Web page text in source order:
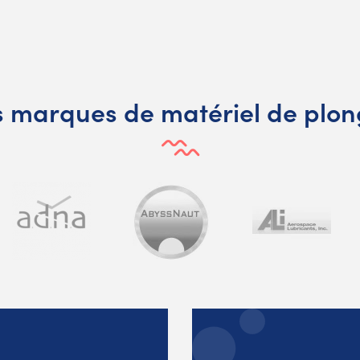
marques de matériel de